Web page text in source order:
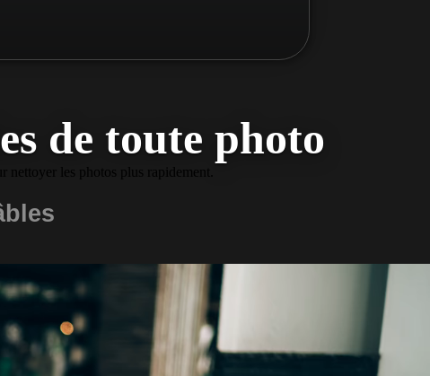
de toute photo
les photos plus rapidement.